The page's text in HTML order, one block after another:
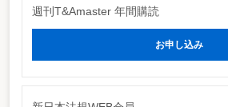
して用いることも検討され、買収防衛策のうち、
について平時のうちに開示して事前警告を行うい
てきた。例えば、本年4月28日に「当社株式の大
方針」として買収防衛策を公表した松下電器産業
そのような中、夢真ホールディングス（以下、
週刊T&Amaster 年間購読
お申し込み